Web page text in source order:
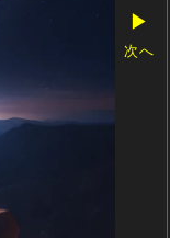
▶
次へ